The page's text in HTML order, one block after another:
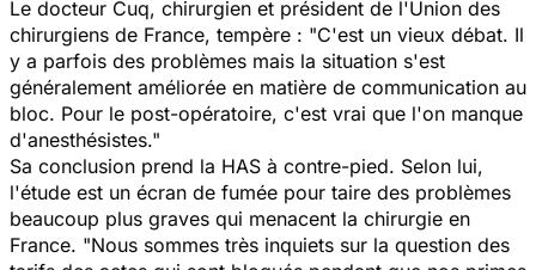
Le docteur Cuq, chirurgien et président de l'Union des
chirurgiens de France, tempère : "C'est un vieux débat. Il
y a parfois des problèmes mais la situation s'est
généralement améliorée en matière de communication au
bloc. Pour le post-opératoire, c'est vrai que l'on manque
d'anesthésistes."
Sa conclusion prend la HAS à contre-pied. Selon lui,
l'étude est un écran de fumée pour taire des problèmes
beaucoup plus graves qui menacent la chirurgie en
France. "Nous sommes très inquiets sur la question des